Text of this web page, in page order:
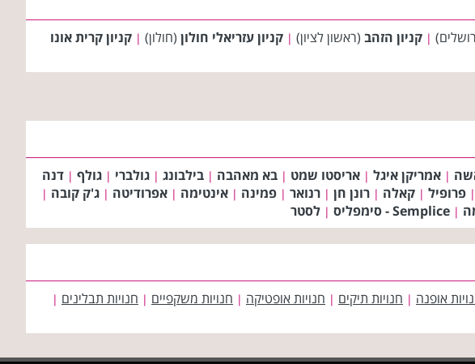
| קניון הזהב (ראשון לציון) | קניון עזריאלי חולון (חולון) | קניון קרית אונו
| אמריקן איגל | אריסטו שמט | בא מאהבה | בילבונג | גולברי | גולף | דנה
| פרופיל | קאלה | רונן חן | רנואר | פמינה | אינטימה | אפרודיטה | ג'ק קובה |
| Semplice - סימפליס | לסטר
אופנה | חנויות תיקים | חנויות אופטיקה | חנויות משקפיים | חנויות תבלינים |